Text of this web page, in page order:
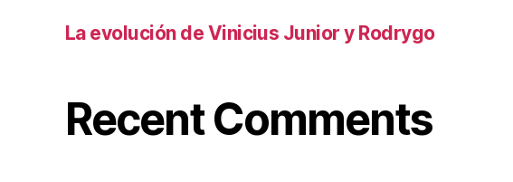
La evolución de Vinicius Junior y Rodrygo
Recent Comments